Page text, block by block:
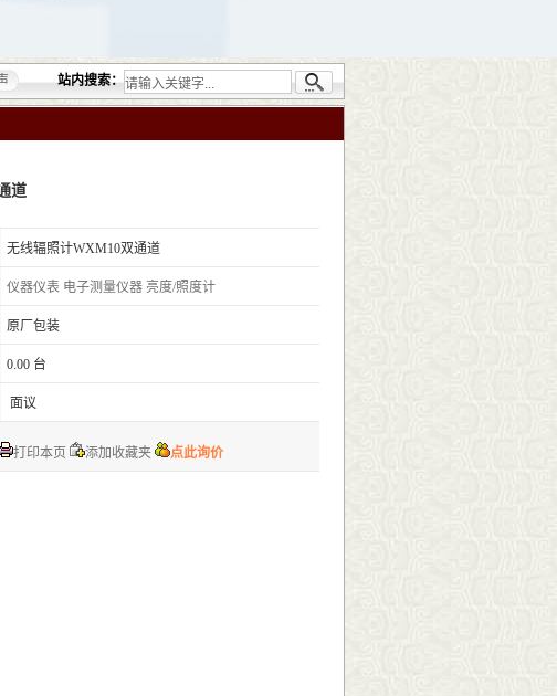
UT）；射线检测（RT）；渗透检测（PT）；磁粉检测（MT）；涡流检测（ET）；化学
站内搜索：
道
无线辐照计WXM10双通道
仪器仪表 电子测量仪器 亮度/照度计
原厂包装
0.00 台
面议
打印本页 添加收藏夹 点此询价